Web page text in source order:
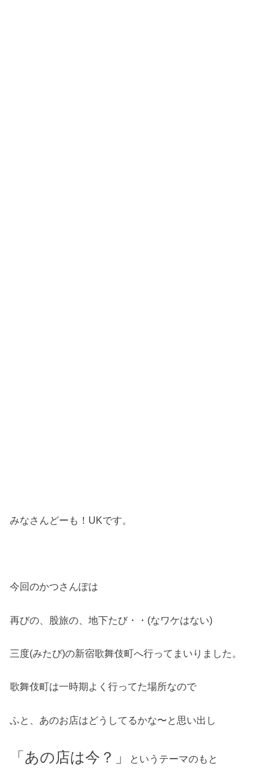
みなさんどーも！UKです。
今回のかつさんぽは
再びの、股旅の、地下たび・・(なワケはない)
三度(みたび)の新宿歌舞伎町へ行ってまいりました。
歌舞伎町は一時期よく行ってた場所なので
ふと、あのお店はどうしてるかな〜と思い出し
「あの店は今？」 というテーマのもと